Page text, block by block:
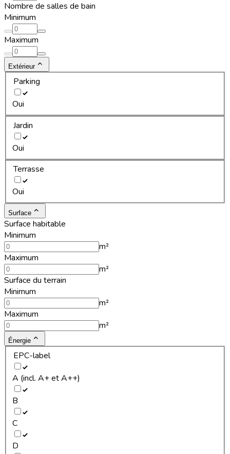
Nombre de salles de bain
Minimum
Maximum
Extérieur
Parking
Oui
Jardin
Oui
Terrasse
Oui
Surface
Surface habitable
Minimum
m²
Maximum
m²
Surface du terrain
Minimum
m²
Maximum
m²
Énergie
EPC-label
A (incl. A+ et A++)
B
C
D